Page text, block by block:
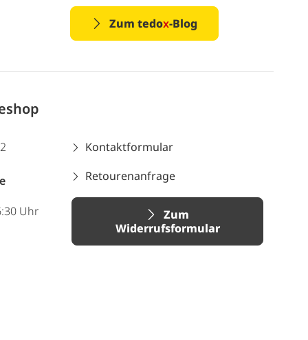
Zum tedox-Blog
Uhr
Kontaktformular
Retourenanfrage
Zum
Widerrufsformular